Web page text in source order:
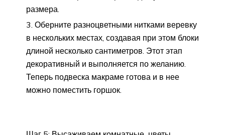
размера.
Оберните разноцветными нитками веревку
в нескольких местах, создавая при этом блоки
длиной несколько сантиметров. Этот этап
декоративный и выполняется по желанию.
Теперь подвеска макраме готова и в нее
можно поместить горшок.